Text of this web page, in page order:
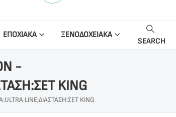
ΕΠΟΧΙΑΚΑ ΞΕΝΟΔΟΧΕΙΑΚΑ
SEARCH
-
KING
LINE;ΔΙΑΣΤΑΣΗ:ΣΕΤ KING